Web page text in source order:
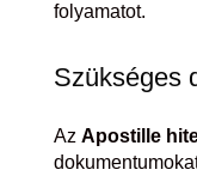
folyamatot.
Szükséges
Az Apostille